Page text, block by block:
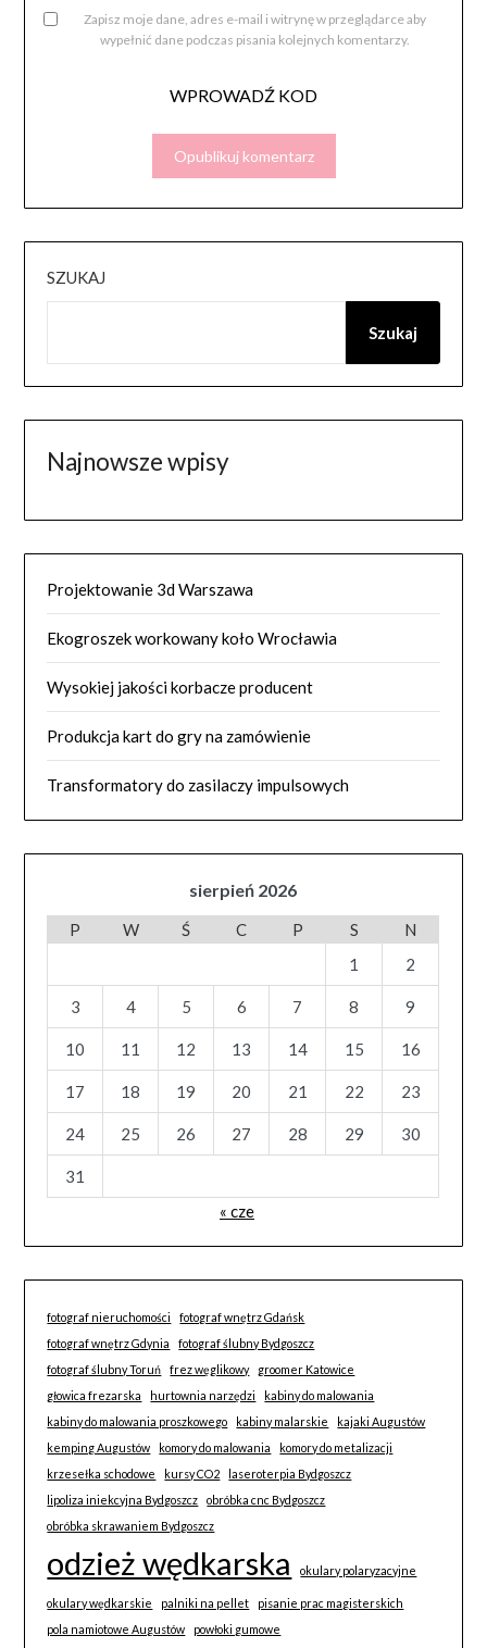
Zapisz moje dane, adres e-mail i witrynę w przeglądarce aby
wypełnić dane podczas pisania kolejnych komentarzy.
WPROWADŹ KOD
SZUKAJ
Szukaj
Najnowsze wpisy
Projektowanie 3d Warszawa
Ekogroszek workowany koło Wrocławia
Wysokiej jakości korbacze producent
Produkcja kart do gry na zamówienie
Transformatory do zasilaczy impulsowych
sierpień 2026
P W Ś C P S
N
1
2
3 4 5 6 7 8 9
10 11 12 13 14 15 16
17 18 19 20 21 22 23
24 25 26 27 28 29 30
31
« cze
fotograf nieruchomości
fotograf wnętrz Gdańsk
fotograf wnętrz Gdynia
fotograf ślubny Bydgoszcz
fotograf ślubny Toruń
frez węglikowy
groomer Katowice
głowica frezarska
hurtownia narzędzi
kabiny do malowania
kabiny do malowania proszkowego
kabiny malarskie
kajaki Augustów
kemping Augustów
komory do malowania
komory do metalizacji
krzesełka schodowe
kursy CO2
laseroterpia Bydgoszcz
lipoliza iniekcyjna Bydgoszcz
obróbka cnc Bydgoszcz
obróbka skrawaniem Bydgoszcz
odzież wędkarska okulary polaryzacyjne
okulary wędkarskie palniki na pellet
pisanie prac magisterskich
pola namiotowe Augustów
powłoki gumowe